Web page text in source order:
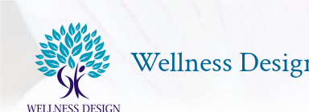
Wellness